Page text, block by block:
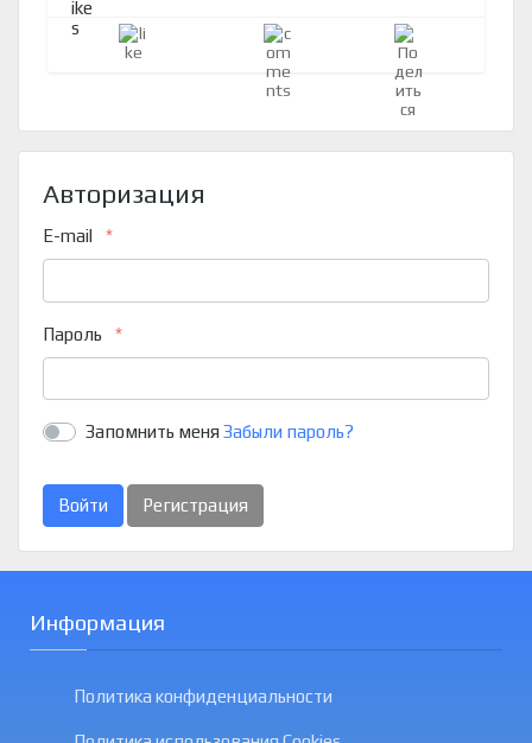
Авторизация
E-mail
Пароль
Запомнить меня Забыли пароль?
Войти Регистрация
Информация
Политика конфиденциальности